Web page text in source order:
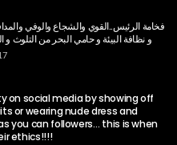
فخامة الرئيس..القوي والشجاع والوفي
و نظافة البيئة و حامي البحر من التلوث
on social media by showing off
or wearing nude dress and
you can followers… this is when
ethics!!!!